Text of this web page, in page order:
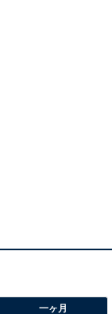
一ヶ月